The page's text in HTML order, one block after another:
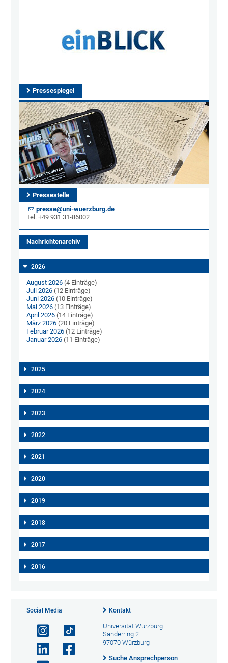
Pressespiegel
Pressestelle
presse@uni-wuerzburg.de
Tel. +49 931 31-86002
Nachrichtenarchiv
2026
August 2026 (4 Einträge)
Juli 2026 (12 Einträge)
Juni 2026 (10 Einträge)
Mai 2026 (13 Einträge)
April 2026 (14 Einträge)
März 2026 (20 Einträge)
Februar 2026 (12 Einträge)
Januar 2026 (11 Einträge)
2025
2024
2023
2022
2021
2020
2019
2018
2017
2016
Social Media Kontakt
Universität Würzburg
Sanderring 2
97070 Würzburg
Suche Ansprechperson